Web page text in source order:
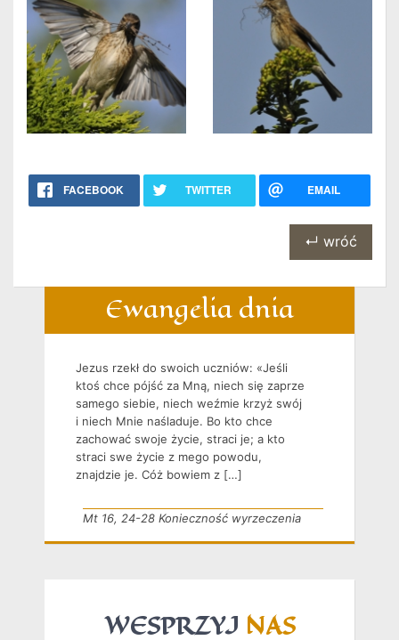
FACEBOOK TWITTER EMAIL
↵ wróć
Ewangelia dnia
Jezus rzekł do swoich uczniów: «Jeśli
ktoś chce pójść za Mną, niech się zaprze
samego siebie, niech weźmie krzyż swój
i niech Mnie naśladuje. Bo kto chce
zachować swoje życie, straci je; a kto
straci swe życie z mego powodu,
znajdzie je. Cóż bowiem z […]
Mt 16, 24-28 Konieczność wyrzeczenia
WESPRZYJ NAS